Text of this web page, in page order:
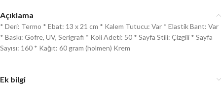
Açıklama
* Deri: Termo * Ebat: 13 x 21 cm * Kalem Tutucu: Var * Elastik Bant: Var
* Baskı: Gofre, UV, Serigrafi * Koli Adeti: 50 * Sayfa Stili: Çizgili * Sayfa
Sayısı: 160 * Kağıt: 60 gram (holmen) Krem
Ek bilgi